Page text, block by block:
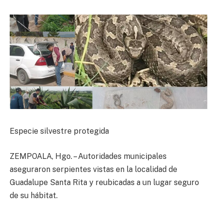
Especie silvestre protegida
ZEMPOALA, Hgo. – Autoridades municipales
aseguraron serpientes vistas en la localidad de
Guadalupe Santa Rita y reubicadas a un lugar seguro
de su hábitat.